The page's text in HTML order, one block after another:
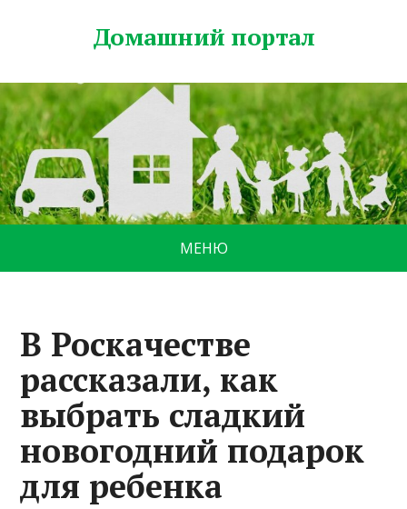
Домашний портал
МЕНЮ
В Роскачестве
рассказали, как
выбрать сладкий
новогодний подарок
для ребенка